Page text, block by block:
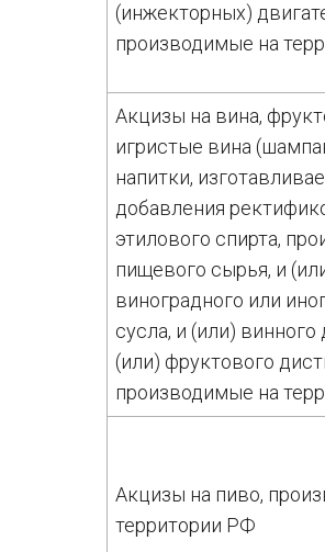
(инжекторных)
производимые на
Акцизы на вина,
игристые вина
напитки,
добавления
этилового спирта,
пищевого сырья, и
виноградного или
сусла, и (или) винного
(или) фруктового
производимые на
Акцизы на пиво,
территории РФ